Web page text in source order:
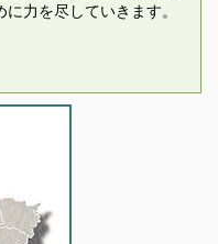
力を尽していきます。